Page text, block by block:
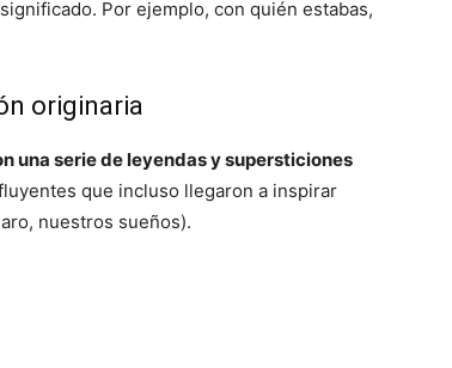
Por ejemplo, con quién estabas,
originaria
una serie de leyendas y supersticiones
que incluso llegaron a inspirar
nuestros sueños).